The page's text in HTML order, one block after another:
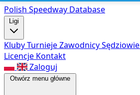
Polish Speedway Database
Ligi
KlubyTurniejeZawodnicySędziowie
Licencje Kontakt
Zaloguj
Otwórz menu główne